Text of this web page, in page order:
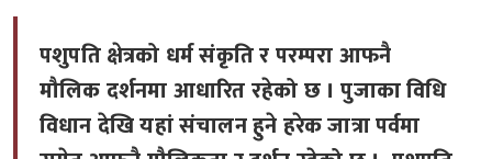
पशुपति क्षेत्रको धर्म संकृति र परम्परा आफनै
मौलिक दर्शनमा आधारित रहेको छ । पुजाका विधि
विधान देखि यहां संचालन हुने हरेक जात्रा पर्वमा